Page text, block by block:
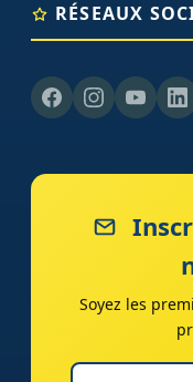
RÉSEAUX
Soyez les